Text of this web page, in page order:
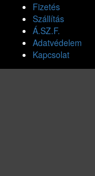
Fizetés
Szállítás
Á.SZ.F.
Adatvédelem
Kapcsolat